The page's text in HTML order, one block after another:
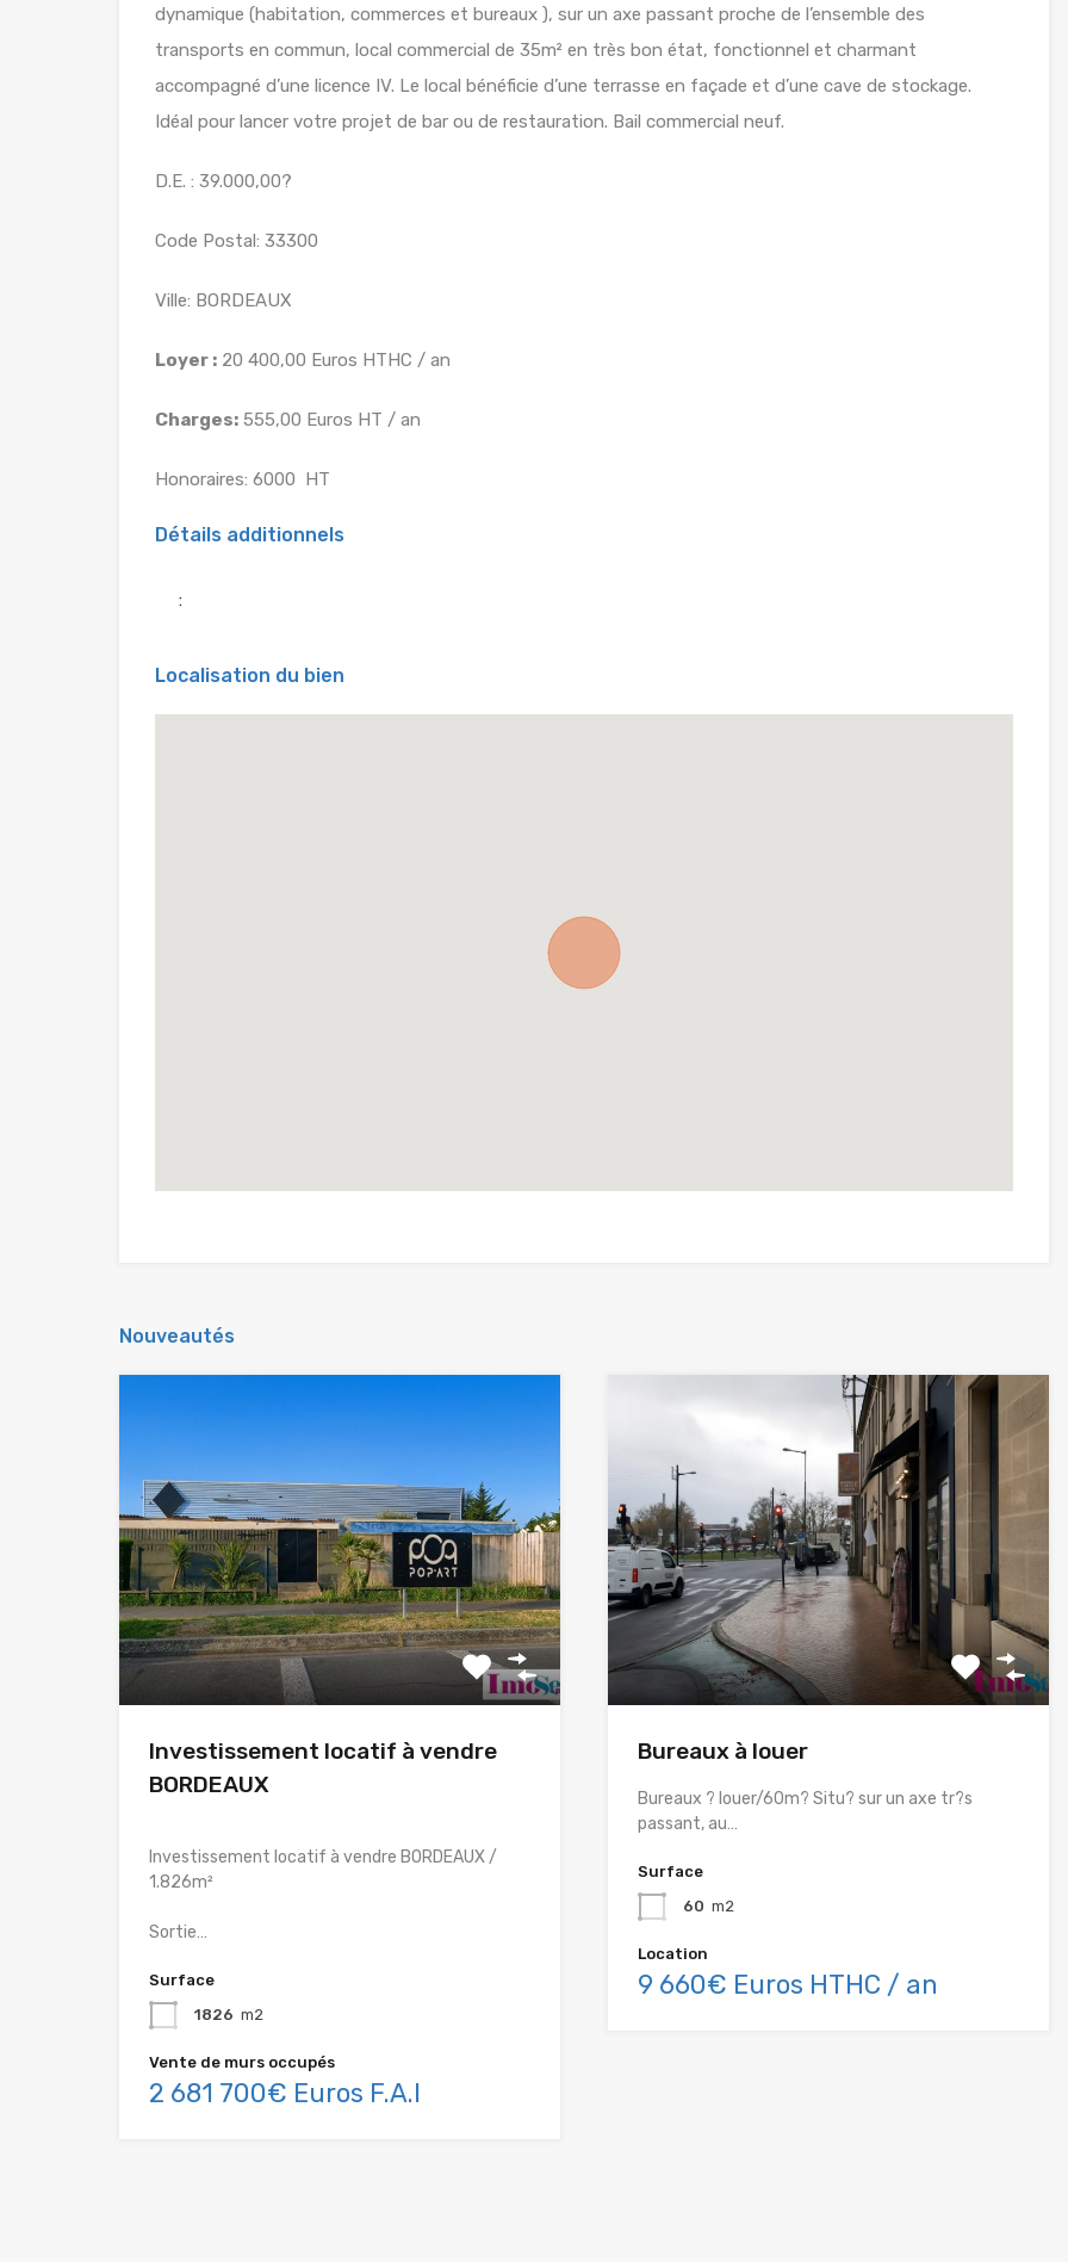
dynamique (habitation, commerces et bureaux ), sur un axe passant proche de l’ensemble des
transports en commun, local commercial de 35m² en très bon état, fonctionnel et charmant
accompagné d’une licence IV. Le local bénéficie d’une terrasse en façade et d’une cave de stockage.
Idéal pour lancer votre projet de bar ou de restauration. Bail commercial neuf.
D.E. : 39.000,00?
Code Postal: 33300
Ville: BORDEAUX
Loyer : 20 400,00 Euros HTHC / an
Charges: 555,00 Euros HT / an
Honoraires: 6000  HT
Détails additionnels
:
Localisation du bien
Nouveautés
Investissement locatif à vendre
BORDEAUX
Investissement locatif à vendre BORDEAUX /
1.826m²
Sortie…
Surface
1826 m2
Vente de murs occupés
2 681 700€ Euros F.A.I
Bureaux à louer
Bureaux ? louer/60m? Situ? sur un axe tr?s
passant, au…
Surface
60 m2
Location
9 660€ Euros HTHC / an